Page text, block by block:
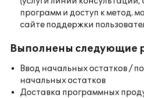
программ и доступ к метод.
сайте поддержки
Выполнены следующие
Ввод начальных остатков /
начальных остатков
Доставка программных